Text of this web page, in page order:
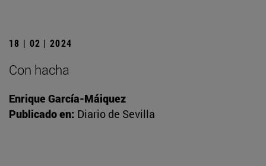
18 | 02 | 2024
Con hacha
Enrique García-Máiquez
Publicado en: Diario de Sevilla